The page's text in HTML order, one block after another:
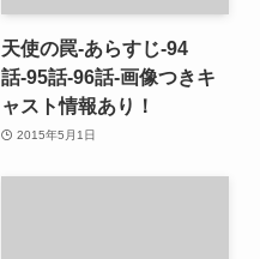
天使の罠-あらすじ-94
話-95話-96話-画像つきキ
ャスト情報あり！
2015年5月1日